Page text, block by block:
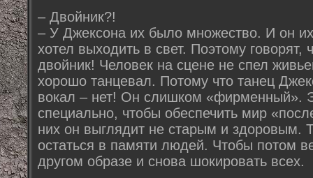
– Двойник?!
– У Джексона их было множество. И он
хотел выходить в свет. Поэтому говорят,
двойник! Человек на сцене не спел
хорошо танцевал. Потому что танец
вокал – нет! Он слишком «фирменный».
специально, чтобы обеспечить мир
них он выглядит не старым и здоровым.
остаться в памяти людей. Чтобы потом
другом образе и снова шокировать всех.